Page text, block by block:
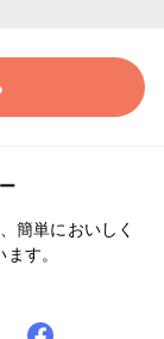
簡単においしく
す。